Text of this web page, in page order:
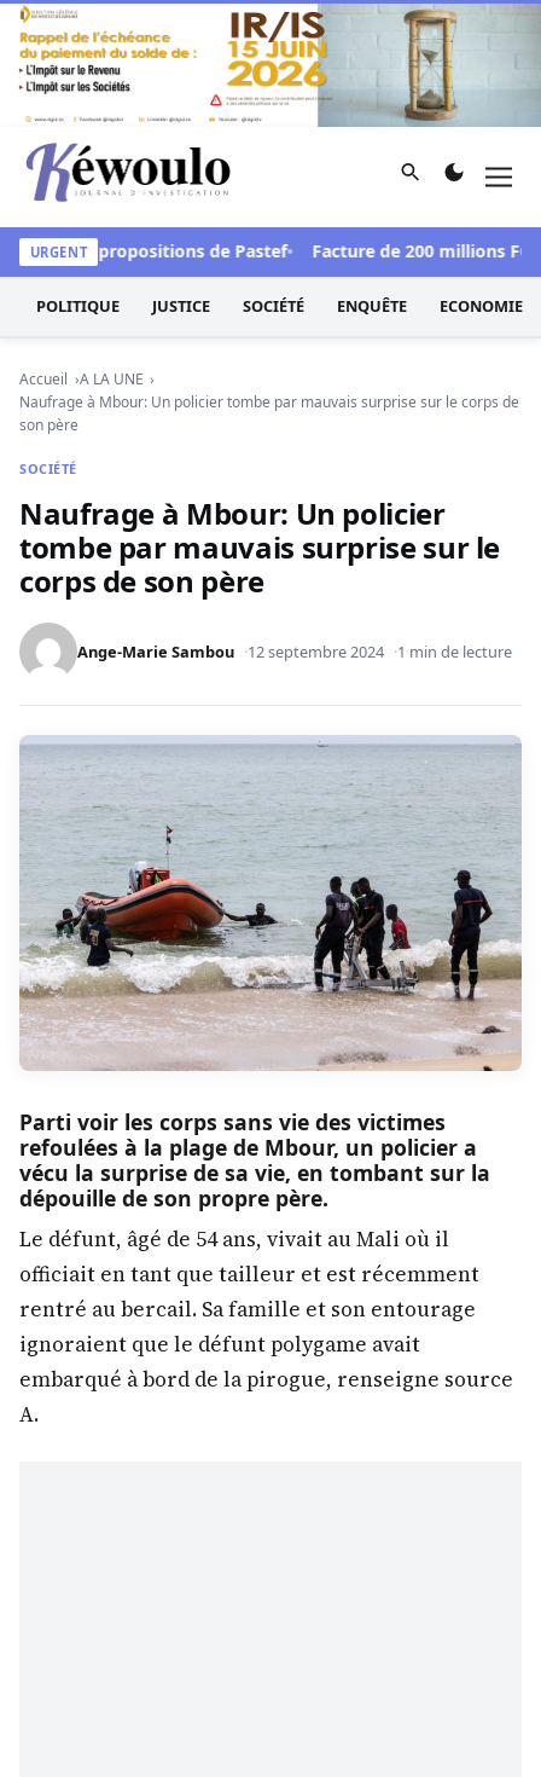
Aller au contenu
Kéwoulo, le premier site d'information et d'investigation
Rechercher
URGENT
les propositions de Pastef Facture de 200 millions FCFA
POLITIQUE JUSTICE SOCIÉTÉ ENQUÊTE ECONOMIE
Accueil
A LA UNE
Naufrage à Mbour: Un policier tombe par mauvais surprise sur le corps de
son père
SOCIÉTÉ
Naufrage à Mbour: Un policier
tombe par mauvais surprise sur le
corps de son père
Ange-Marie Sambou 12 septembre 2024 1 min de lecture
Parti voir les corps sans vie des victimes
refoulées à la plage de Mbour, un policier a
vécu la surprise de sa vie, en tombant sur la
dépouille de son propre père.
Le défunt, âgé de 54 ans, vivait au Mali où il
officiait en tant que tailleur et est récemment
rentré au bercail. Sa famille et son entourage
ignoraient que le défunt polygame avait
embarqué à bord de la pirogue, renseigne source
A.